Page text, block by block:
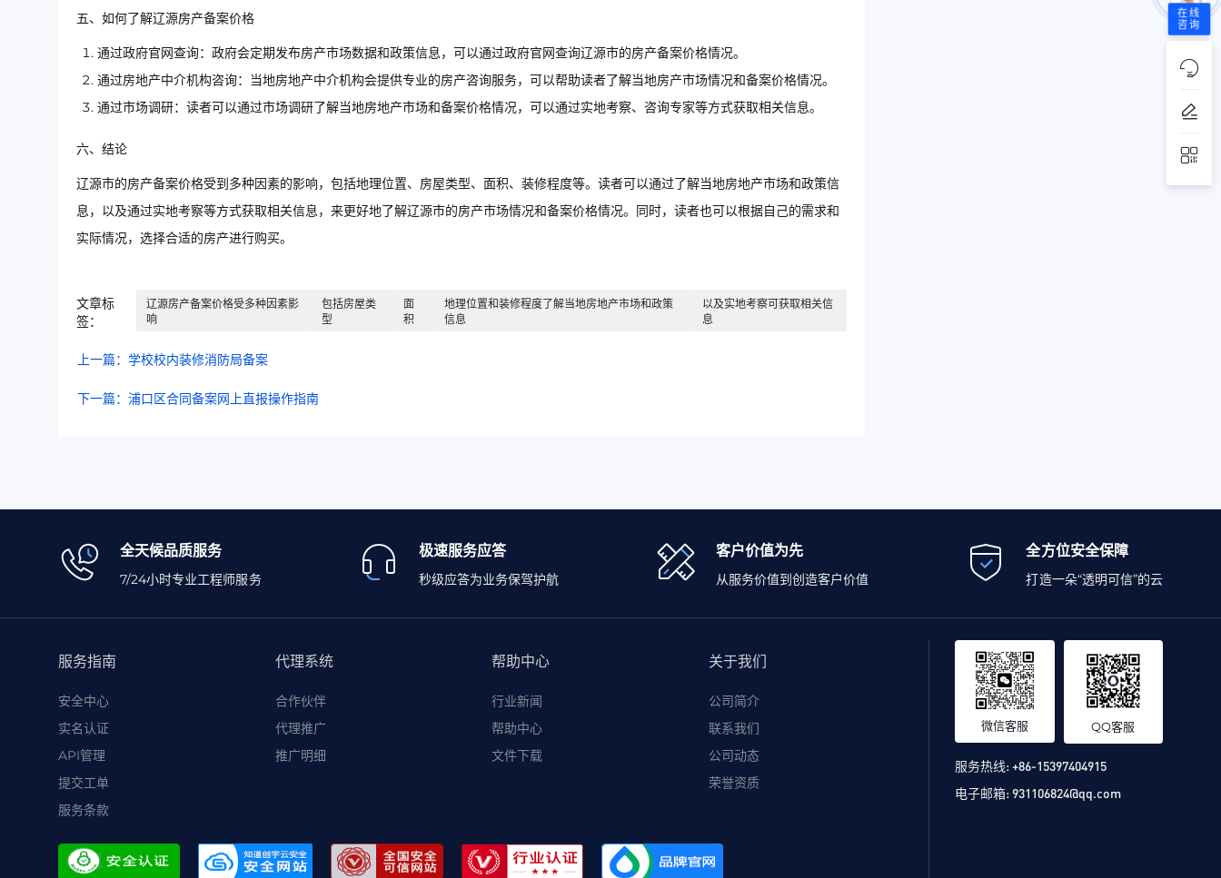
五、如何了解辽源房产备案价格
通过政府官网查询：政府会定期发布房产市场数据和政策信息，可以通过政府官网查询辽源市的房产备案价格情况。
通过房地产中介机构咨询：当地房地产中介机构会提供专业的房产咨询服务，可以帮助读者了解当地房产市场情况和备案价格情况。
通过市场调研：读者可以通过市场调研了解当地房地产市场和备案价格情况，可以通过实地考察、咨询专家等方式获取相关信息。
六、结论
辽源市的房产备案价格受到多种因素的影响，包括地理位置、房屋类型、面积、装修程度等。读者可以通过了解当地房地产市场和政策信
息，以及通过实地考察等方式获取相关信息，来更好地了解辽源市的房产市场情况和备案价格情况。同时，读者也可以根据自己的需求和
实际情况，选择合适的房产进行购买。
文章标
签：
辽源房产备案价格受多种因素影
响
包括房屋类
型
面
积
地理位置和装修程度了解当地房地产市场和政策
信息
以及实地考察可获取相关信
息
上一篇：学校校内装修消防局备案
下一篇：浦口区合同备案网上直报操作指南
全天候品质服务
7/24小时专业工程师服务
极速服务应答
秒级应答为业务保驾护航
客户价值为先
从服务价值到创造客户价值
全方位安全保障
打造一朵“透明可信”的云
服务指南
安全中心
实名认证
API管理
提交工单
服务条款
代理系统
合作伙伴
代理推广
推广明细
帮助中心
行业新闻
帮助中心
文件下载
关于我们
公司简介
联系我们
公司动态
荣誉资质
微信客服 QQ客服
服务热线:+86-15397404915
电子邮箱:931106824@qq.com
在线
咨询